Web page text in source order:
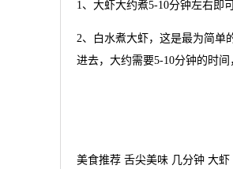
1、大虾大约煮5-10分钟左右即可
2、白水煮大虾，这是最为简单
进去，大约需要5-10分钟的时
美食推荐 舌尖美味 几分钟 大